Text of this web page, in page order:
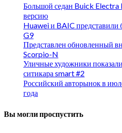
Большой седан Buick Electra
версию
Huawei и BAIC представили
G9
Представлен обновленный
Scorpio-N
Уличные художники
ситикара smart #2
Российский авторынок в
года
Вы могли проспустить